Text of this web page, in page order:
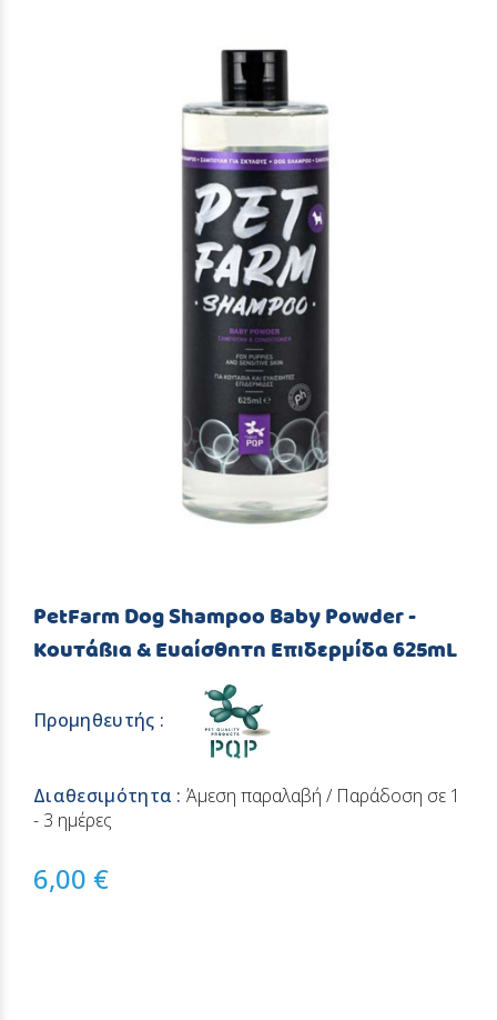
PetFarm Dog Shampoo Baby Powder -
Κουτάβια & Ευαίσθητη Επιδερμίδα 625mL
Προμηθευτής :
Διαθεσιμότητα :Άμεση παραλαβή / Παράδοση σε 1
- 3 ημέρες
6,00 €